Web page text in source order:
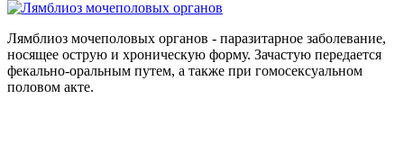
Лямблиоз мочеполовых органов - паразитарное заболевание,
носящее острую и хроническую форму. Зачастую передается
фекально-оральным путем, а также при гомосексуальном
половом акте.